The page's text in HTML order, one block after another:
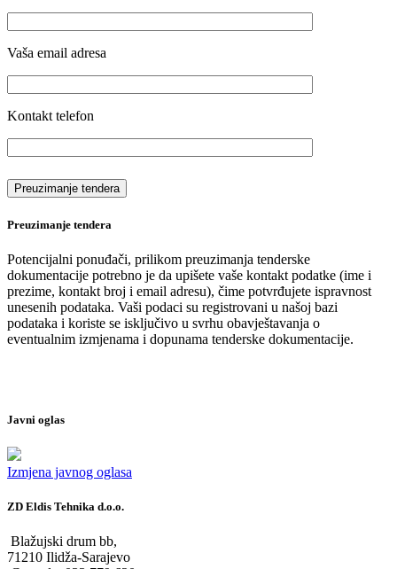
Vaša email adresa
Kontakt telefon
Preuzimanje tendera
Potencijalni ponuđači, prilikom preuzimanja tenderske
dokumentacije potrebno je da upišete vaše kontakt podatke (ime i
prezime, kontakt broj i email adresu), čime potvrđujete ispravnost
unesenih podataka. Vaši podaci su registrovani u našoj bazi
podataka i koriste se isključivo u svrhu obavještavanja o
eventualnim izmjenama i dopunama tenderske dokumentacije.
Javni oglas
Izmjena javnog oglasa
ZD Eldis Tehnika d.o.o.
Blažujski drum bb,
71210 Ilidža-Sarajevo